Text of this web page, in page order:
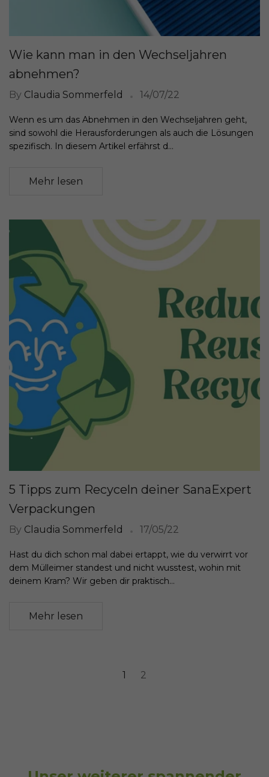
Wie kann man in den Wechseljahren
abnehmen?
By Claudia Sommerfeld 14/07/22
Wenn es um das Abnehmen in den Wechseljahren geht,
sind sowohl die Herausforderungen als auch die Lösungen
spezifisch. In diesem Artikel erfährst d...
Mehr lesen
5 Tipps zum Recyceln deiner SanaExpert
Verpackungen
By Claudia Sommerfeld 17/05/22
Hast du dich schon mal dabei ertappt, wie du verwirrt vor
dem Mülleimer standest und nicht wusstest, wohin mit
deinem Kram? Wir geben dir praktisch...
Mehr lesen
1 2